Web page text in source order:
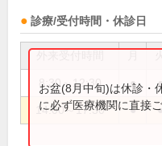
診療/受付時間・休診日
8:30～12:30 ● ●
14:00～17:30 ●
お盆(8月中旬)は休診・
に必ず医療機関に直接